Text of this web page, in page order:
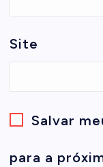
Site
Salvar
para a